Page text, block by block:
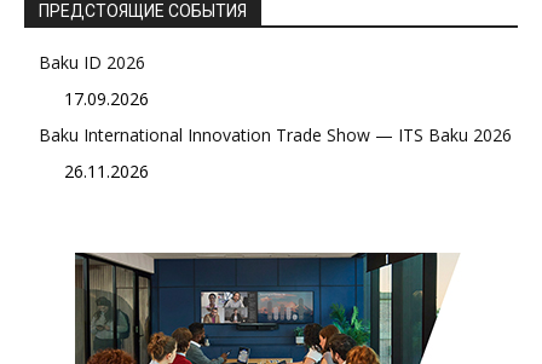
ПРЕДСТОЯЩИЕ СОБЫТИЯ
Baku ID 2026
17.09.2026
Baku International Innovation Trade Show — ITS Baku 2026
26.11.2026